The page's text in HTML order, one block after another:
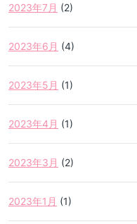
2023年7月 (2)
2023年6月 (4)
2023年5月 (1)
2023年4月 (1)
2023年3月 (2)
2023年1月 (1)